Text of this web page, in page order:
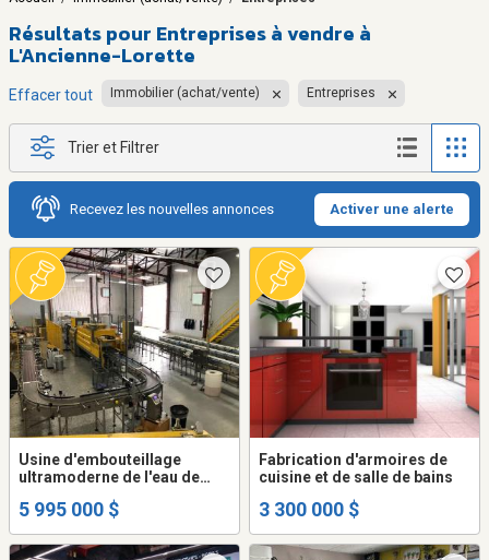
Résultats pour Entreprises à vendre à
L'Ancienne-Lorette
Effacer tout Immobilier (achat/vente) Entreprises
Trier et Filtrer
Recevez les nouvelles annonces Activer une alerte
Usine d'embouteillage
ultramoderne de l'eau de
5 995 000 $
Fabrication d'armoires de
cuisine et de salle de bains
3 300 000 $